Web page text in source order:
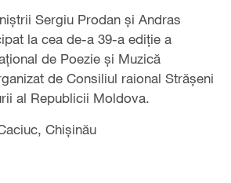
Sergiu Prodan și Andras
la cea de-a 39-a ediție a
de Poezie și Muzică
de Consiliul raional Strășeni
al Republicii Moldova.
Chișinău